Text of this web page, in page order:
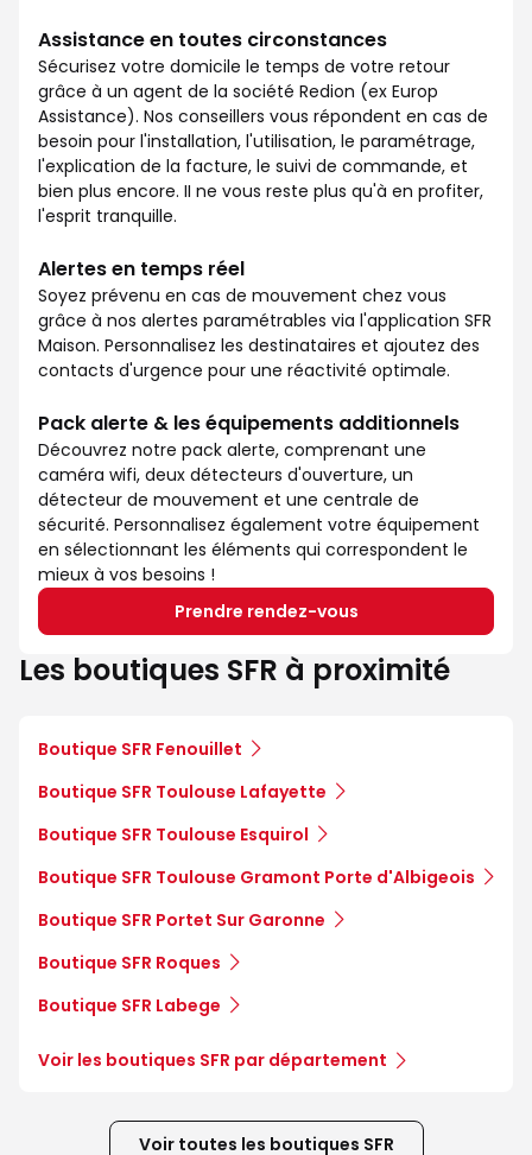
Assistance en toutes circonstances
Sécurisez votre domicile le temps de votre retour
grâce à un agent de la société Redion (ex Europ
Assistance). Nos conseillers vous répondent en cas de
besoin pour l'installation, l'utilisation, le paramétrage,
l'explication de la facture, le suivi de commande, et
bien plus encore. II ne vous reste plus qu'à en profiter,
l'esprit tranquille.
Alertes en temps réel
Soyez prévenu en cas de mouvement chez vous
grâce à nos alertes paramétrables via l'application SFR
Maison. Personnalisez les destinataires et ajoutez des
contacts d'urgence pour une réactivité optimale.
Pack alerte & les équipements additionnels
Découvrez notre pack alerte, comprenant une
caméra wifi, deux détecteurs d'ouverture, un
détecteur de mouvement et une centrale de
sécurité. Personnalisez également votre équipement
en sélectionnant les éléments qui correspondent le
mieux à vos besoins !
Prendre rendez-vous
Les boutiques SFR à proximité
Boutique SFR Fenouillet
Boutique SFR Toulouse Lafayette
Boutique SFR Toulouse Esquirol
Boutique SFR Toulouse Gramont Porte d'Albigeois
Boutique SFR Portet Sur Garonne
Boutique SFR Roques
Boutique SFR Labege
Voir les boutiques SFR par département
Voir toutes les boutiques SFR